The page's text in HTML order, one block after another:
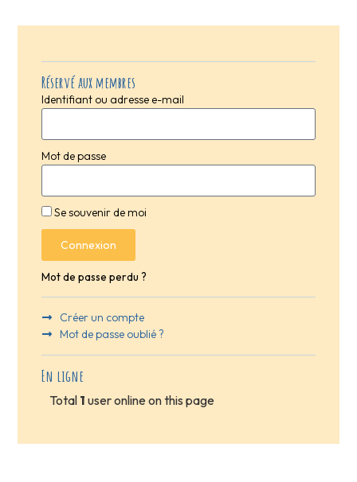
Réservé aux membres
Identifiant ou adresse e-mail
Mot de passe
Se souvenir de moi
Connexion
Mot de passe perdu ?
Créer un compte
Mot de passe oublié ?
En ligne
Total 1 user online on this page